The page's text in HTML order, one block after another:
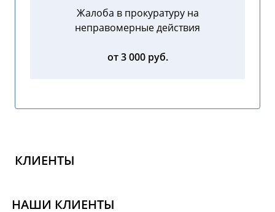
Жалоба в прокуратуру на
неправомерные действия
от 3 000 руб.
КЛИЕНТЫ
НАШИ КЛИЕНТЫ